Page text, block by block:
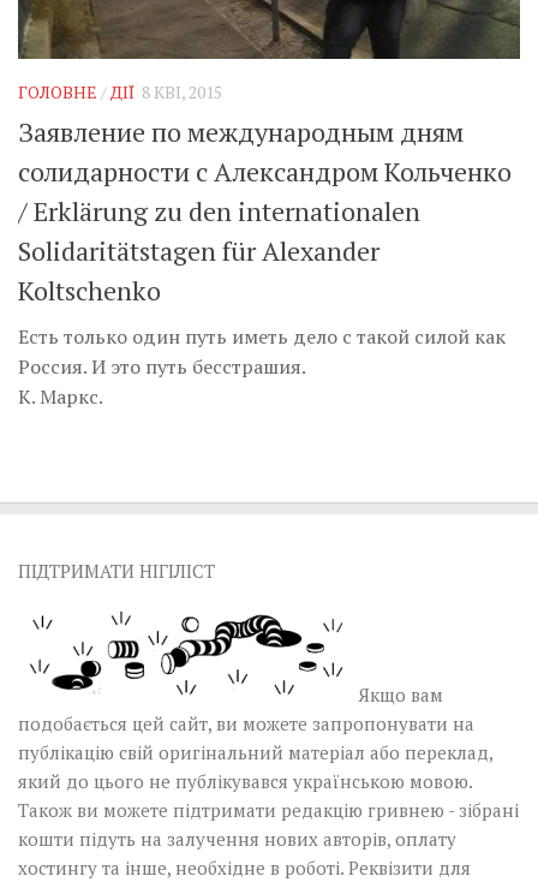
ГОЛОВНЕ /ДІЇ 8 КВІ, 2015
Заявление по международным дням
солидарности с Александром Кольченко
/ Erklärung zu den internationalen
Solidaritätstagen für Alexander
Koltschenko
Есть только один путь иметь дело с такой силой как
Россия. И это путь бесстрашия.
К. Маркс.
ПІДТРИМАТИ НІГІЛІСТ
Якщо вам
подобається цей сайт, ви можете запропонувати на
публікацію свій оригінальний матеріал або переклад,
який до цього не публікувався українською мовою.
Також ви можете підтримати редакцію гривнею - зібрані
кошти підуть на залучення нових авторів, оплату
хостингу та інше, необхідне в роботі. Реквізити для